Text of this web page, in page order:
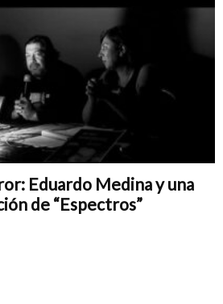
Eduardo Medina y una
de “Espectros”